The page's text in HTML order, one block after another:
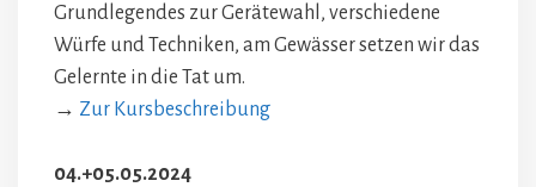
Grundlegendes zur Gerätewahl, verschiedene
Würfe und Techniken, am Gewässer setzen wir das
Gelernte in die Tat um.
→ Zur Kursbeschreibung
04.+05.05.2024